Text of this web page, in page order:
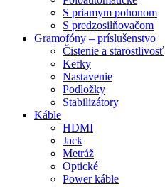
S priamym pohonom
S predzosilňovačom
Gramofóny – príslušenstvo
Čistenie a starostlivosť
Kefky
Nastavenie
Podložky
Stabilizátory
Káble
HDMI
Jack
Metráž
Optické
Power káble